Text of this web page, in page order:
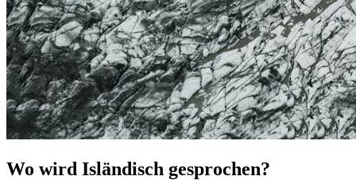
Wo wird Isländisch gesprochen?